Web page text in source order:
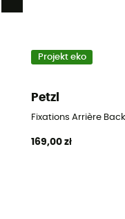
Projekt eko
Petzl
Fixations Arrière
169,00 zł